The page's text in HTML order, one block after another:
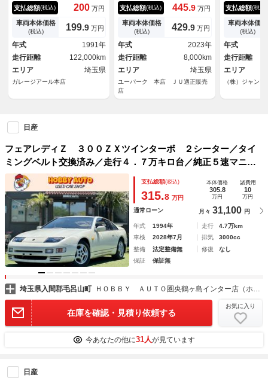
Ｒ３２タイプＭ１６ｉｎｃｈＡ
Ｗ ＨＫＳエアクリーナー 社
外マフラー ＲＥＣＡＲＯセミ
バケットシート（Ｄ） ＮＡＲ
ＤＩステアリング ＡＤＤＺＥ
ＳＴオーディオ
支払総額(税込) 200 万円
車両本体価格
(税込) 199.9 万円
年式
1991年
走行距離
122,000km
エリア
埼玉県
ガレージアール本店
４眼ＬＥＤヘッド・１２．３イ
ンチナビ・フルセグ・パノラミ
ックビュー・黒革シート・全席
ベンチレーションシート・リア
サンシェード・デジタルインナ
ーミラー・パワートランク
支払総額(税込) 445.9 万円
車両本体価格
(税込) 429.9 万円
年式
2023年
走行距離
8,000km
エリア
埼玉県
ユーパーク 本店 ＪＵ適正販売
店
ス サンルー
プ レザーシ
ー 純正１４
セグＴＶ 後
モニター 両
ドア パワー
支払総額(税込)
車両本体価格
(税込)
年式
走行距離
エリア
（株）ジャン
日産
フェアレディＺ ３００ＺＸツインターボ ２シーター／タイ
ミングベルト交換済み／走行４．７万キロ台／純正５速マニュ
アル／ＶＧ３０ＤＥＴＴ／純正１６インチアルミホイール／Ｔ
バールーフ／運転席・助手席パワーシート／ノーマル車両／
支払総額(税込)
315.8 万円
本体価格
305.8
万円
諸費用
10
万円
通常ローン 月々 31,100 円
年式 1994年 走行
4.7万km
車検
2028年7月 排気
3000cc
整備
法定整備無 修復
なし
保証
保証無
埼玉県入間郡毛呂山町 ＨＯＢＢＹ ＡＵＴＯ圏央鶴ヶ島インター店（ホビーオート）
在庫を確認・見積り依頼する
お気に入り
今あなたの他に31人が見ています
日産